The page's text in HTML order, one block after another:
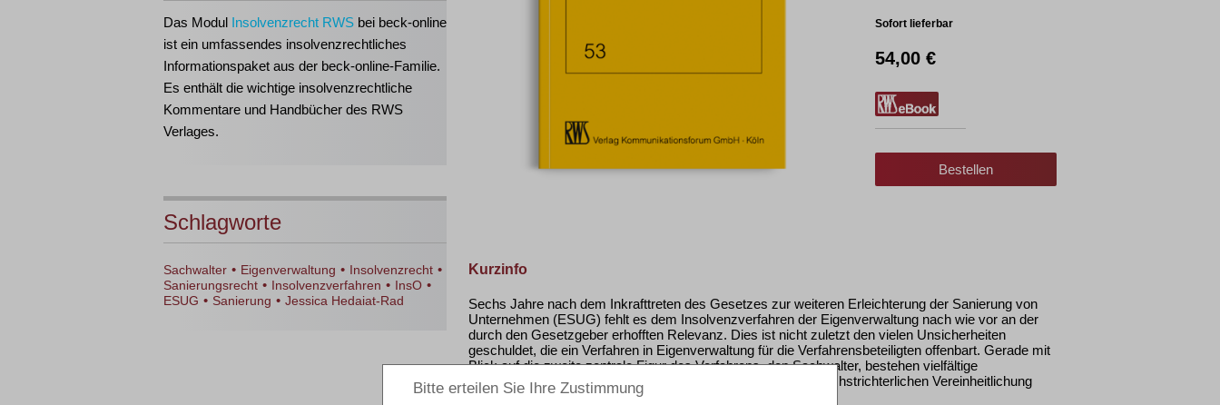
Das Modul Insolvenzrecht RWS bei beck-online
ist ein umfassendes insolvenzrechtliches
Informationspaket aus der beck-online-Familie.
Es enthält die wichtige insolvenzrechtliche
Kommentare und Handbücher des RWS
Verlages.
Schlagworte
Sachwalter • Eigenverwaltung • Insolvenzrecht •
Sanierungsrecht • Insolvenzverfahren • InsO •
ESUG • Sanierung • Jessica Hedaiat-Rad
Sofort lieferbar
54,00 €
Bestellen
Kurzinfo
Sechs Jahre nach dem Inkrafttreten des Gesetzes zur weiteren Erleichterung der Sanierung von
Unternehmen (ESUG) fehlt es dem Insolvenzverfahren der Eigenverwaltung nach wie vor an der
durch den Gesetzgeber erhofften Relevanz. Dies ist nicht zuletzt den vielen Unsicherheiten
geschuldet, die ein Verfahren in Eigenverwaltung für die Verfahrensbeteiligten offenbart. Gerade mit
Blick auf die zweite zentrale Figur des Verfahrens, den Sachwalter, bestehen vielfältige
Unsicherheiten, die bislang nur teilweise Gegenstand einer höchstrichterlichen Vereinheitlichung
waren.